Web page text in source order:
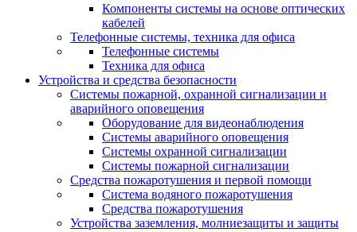
Компоненты системы на основе оптических
кабелей
Телефонные системы, техника для офиса
Телефонные системы
Техника для офиса
Устройства и средства безопасности
Системы пожарной, охранной сигнализации и
аварийного оповещения
Оборудование для видеонаблюдения
Системы аварийного оповещения
Системы охранной сигнализации
Системы пожарной сигнализации
Средства пожаротушения и первой помощи
Система водяного пожаротушения
Средства пожаротушения
Устройства заземления, молниезащиты и защиты